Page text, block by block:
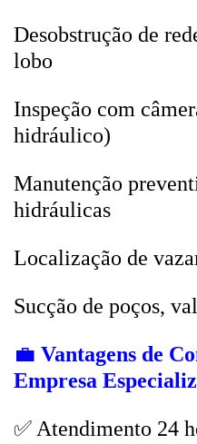
Desobstrução de
lobo
Inspeção com
hidráulico)
Manutenção
hidráulicas
Localização de
Sucção de poços,
💼 Vantagens de
Empresa
✅ Atendimento 24